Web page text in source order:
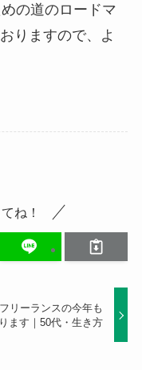
の道のロードマ
りますので、よ
ね！
リーランスの今年も
ます｜50代・生き方